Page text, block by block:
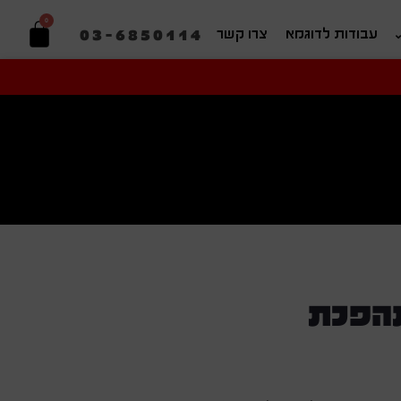
עבודות לדוגמא צרו קשר 03-6850114
0